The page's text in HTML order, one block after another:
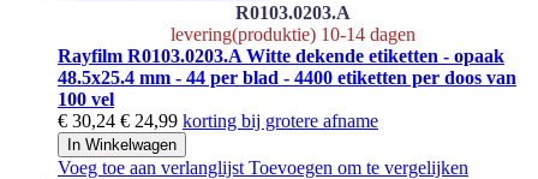
R0103.0203.A
levering(produktie) 10-14 dagen
Rayfilm R0103.0203.A Witte dekende etiketten - opaak
48.5x25.4 mm - 44 per blad - 4400 etiketten per doos van
100 vel
€ 30,24 € 24,99 korting bij grotere afname
In Winkelwagen
Voeg toe aan verlanglijst Toevoegen om te vergelijken